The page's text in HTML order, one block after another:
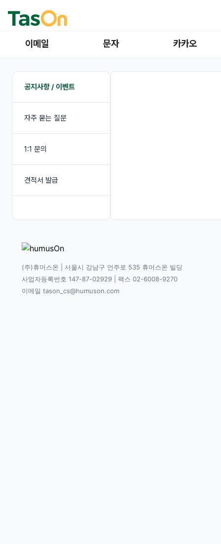
이메일 문자 카카오
공지사항 / 이벤트
자주 묻는 질문
1:1 문의
견적서 발급
(주)휴머스온 | 서울시 강남구 언주로 535 휴머스온 빌딩
사업자등록번호 147-87-02929 | 팩스 02-6008-9270
이메일 tason_cs@humuson.com